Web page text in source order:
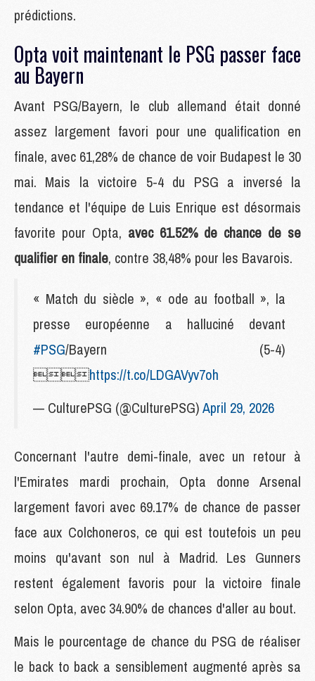
prédictions.
Opta voit maintenant le PSG passer face
au Bayern
Avant PSG/Bayern, le club allemand était donné
assez largement favori pour une qualification en
finale, avec 61,28% de chance de voir Budapest le 30
mai. Mais la victoire 5-4 du PSG a inversé la
tendance et l'équipe de Luis Enrique est désormais
favorite pour Opta, avec 61.52% de chance de se
qualifier en finale, contre 38,48% pour les Bavarois.
« Match du siècle », « ode au football », la
presse européenne a halluciné devant
#PSG/Bayern (5-4)
https://t.co/LDGAVyv7oh
— CulturePSG (@CulturePSG)April 29, 2026
Concernant l'autre demi-finale, avec un retour à
l'Emirates mardi prochain, Opta donne Arsenal
largement favori avec 69.17% de chance de passer
face aux Colchoneros, ce qui est toutefois un peu
moins qu'avant son nul à Madrid. Les Gunners
restent également favoris pour la victoire finale
selon Opta, avec 34.90% de chances d'aller au bout.
Mais le pourcentage de chance du PSG de réaliser
le back to back a sensiblement augmenté après sa